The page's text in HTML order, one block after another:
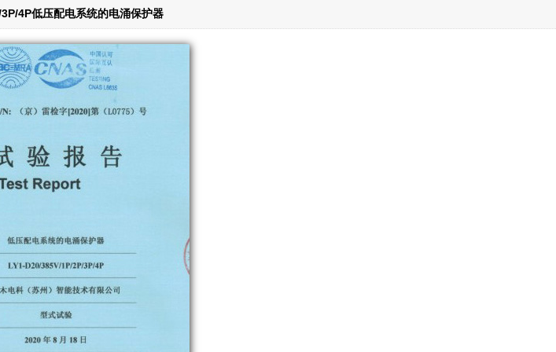
4P低压配电系统的电涌保护器